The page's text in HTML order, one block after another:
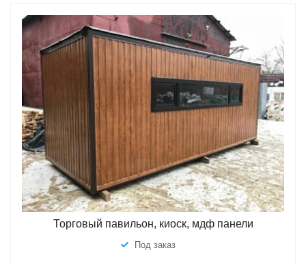
Торговый павильон, киоск, мдф панели
Под заказ